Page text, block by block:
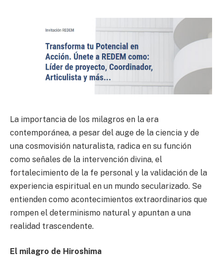
La importancia de los milagros en la era
contemporánea, a pesar del auge de la ciencia y de
una cosmovisión naturalista, radica en su función
como señales de la intervención divina, el
fortalecimiento de la fe personal y la validación de la
experiencia espiritual en un mundo secularizado. Se
entienden como acontecimientos extraordinarios que
rompen el determinismo natural y apuntan a una
realidad trascendente.
El milagro de Hiroshima